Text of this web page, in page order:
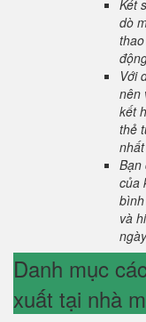
Két
dò
Với
nên
kết
thẻ
Bạn
của
và
Danh mục
xuất tại nhà